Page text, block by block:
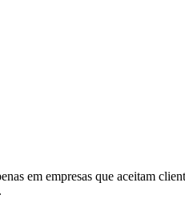
em empresas que aceitam